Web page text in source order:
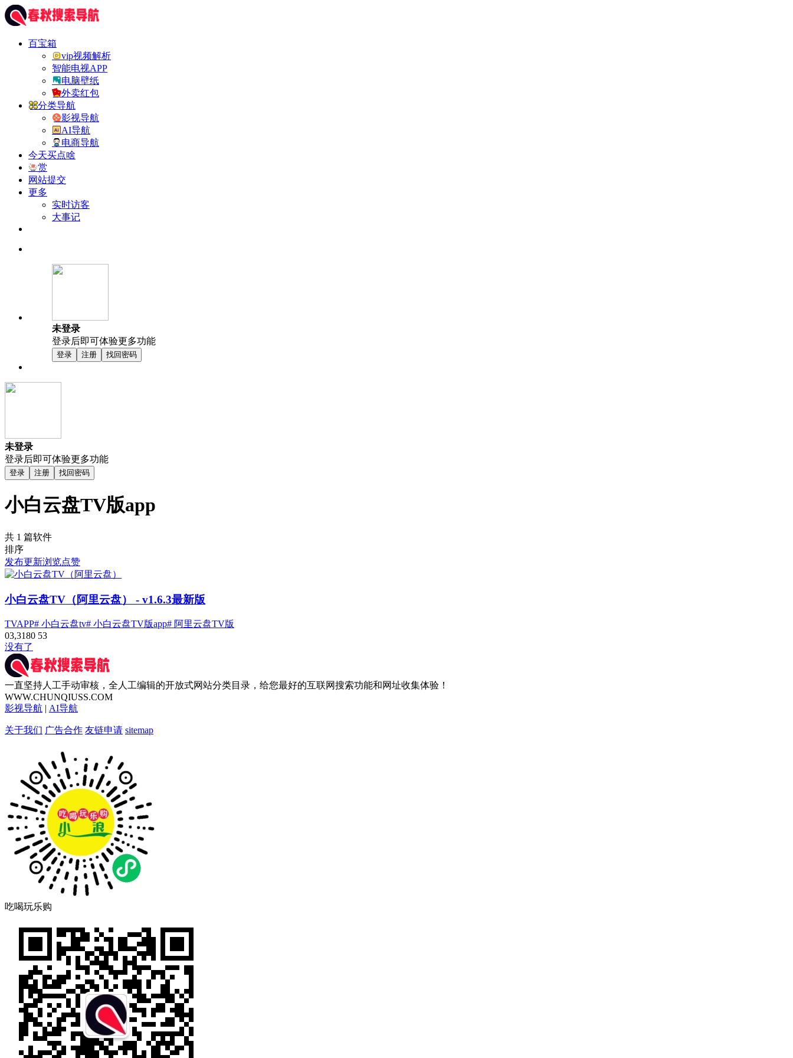
百宝箱
vip视频解析
智能电视APP
电脑壁纸
外卖红包
分类导航
影视导航
AI导航
电商导航
今天买点啥
赏
网站提交
更多
实时访客
大事记
未登录
登录后即可体验更多功能
登录 注册 找回密码
未登录
登录后即可体验更多功能
登录 注册 找回密码
小白云盘TV版app
共 1 篇软件
排序
发布更新浏览点赞
小白云盘TV（阿里云盘） - v1.6.3最新版
TVAPP# 小白云盘tv# 小白云盘TV版app# 阿里云盘TV版
03,3180 53
没有了
一直坚持人工手动审核，全人工编辑的开放式网站分类目录，给您最好的互联网搜索功能和网址收集体验！
WWW.CHUNQIUSS.COM
影视导航 | AI导航
关于我们 广告合作 友链申请 sitemap
吃喝玩乐购